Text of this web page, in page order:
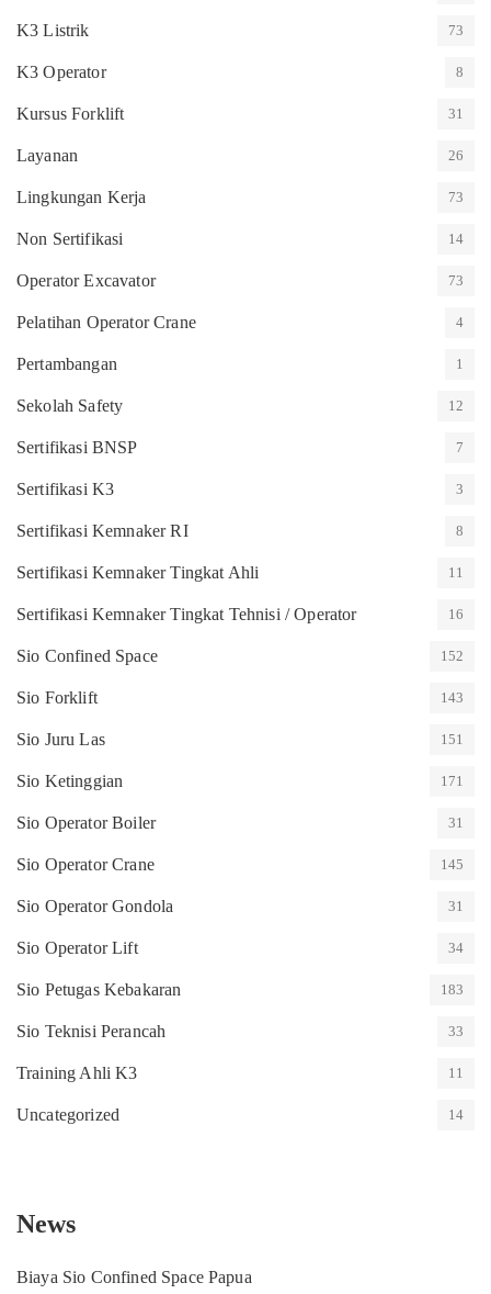
K3 Listrik 73
K3 Operator 8
Kursus Forklift 31
Layanan 26
Lingkungan Kerja 73
Non Sertifikasi 14
Operator Excavator 73
Pelatihan Operator Crane 4
Pertambangan 1
Sekolah Safety 12
Sertifikasi BNSP 7
Sertifikasi K3 3
Sertifikasi Kemnaker RI 8
Sertifikasi Kemnaker Tingkat Ahli 11
Sertifikasi Kemnaker Tingkat Tehnisi / Operator 16
Sio Confined Space 152
Sio Forklift 143
Sio Juru Las 151
Sio Ketinggian 171
Sio Operator Boiler 31
Sio Operator Crane 145
Sio Operator Gondola 31
Sio Operator Lift 34
Sio Petugas Kebakaran 183
Sio Teknisi Perancah 33
Training Ahli K3 11
Uncategorized 14
News
Biaya Sio Confined Space Papua